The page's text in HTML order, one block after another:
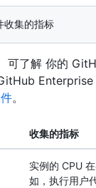
可了解 你的
。
收集的指标
实例的 CPU
如，执行用户